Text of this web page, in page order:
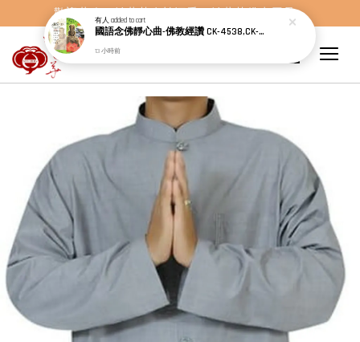
歡迎蒞臨，妙蓮華奇楠沉香，妙蓮華佛事用品。